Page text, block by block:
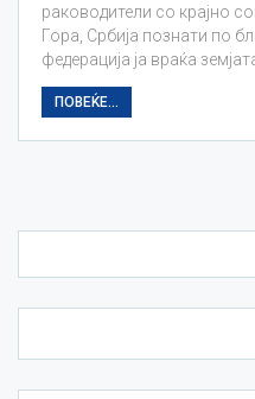
раководители со крајно
Гора, Србија познати по
федерација ја враќа
ПОВЕЌЕ...